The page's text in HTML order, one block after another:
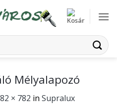
Mélyalapozó
× 782 in Supralux